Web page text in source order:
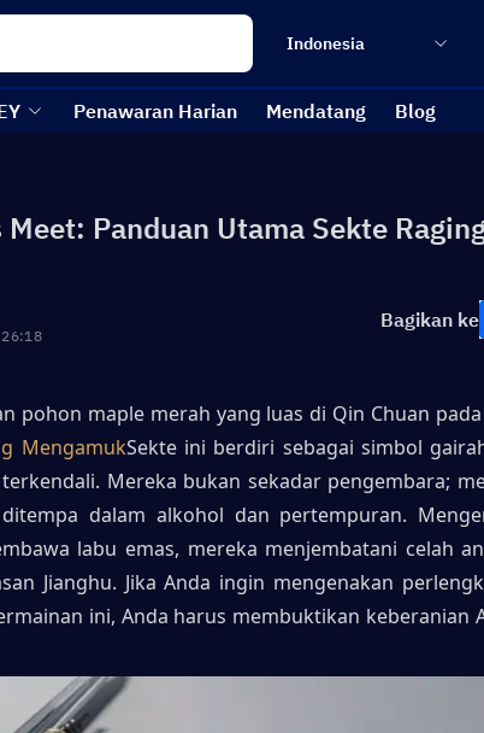
Indonesia
Penawaran Harian Mendatang Blog
Panduan Utama Sekte
Bagikan ke
pohon maple merah yang luas di Qin Chuan
MengamukSekte ini berdiri sebagai simbol
Mereka bukan sekadar pengembara;
dalam alkohol dan pertempuran.
labu emas, mereka menjembatani celah
Jianghu. Jika Anda ingin mengenakan
ini, Anda harus membuktikan keberanian